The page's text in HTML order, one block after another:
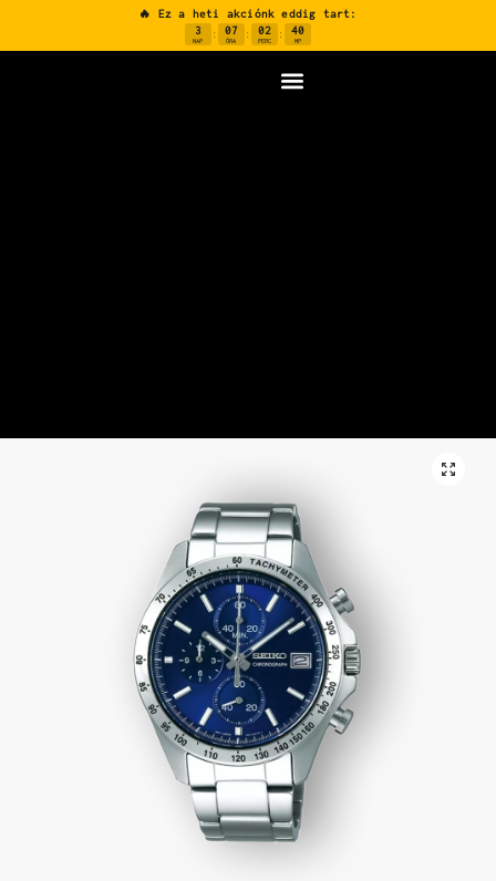
🔥 Ez a heti akciónk eddig tart:
3
NAP
: 07
ÓRA
: 02
PERC
: 39
MP